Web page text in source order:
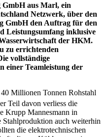
aus Marl, ein
Netzwerk, über den
GmbH den Auftrag für den
Leistungsumfang inklusive
der HKM.
zu errichtenden
vollständige
einer Teamleistung der
Millionen Tonnen Rohstahl
Teil davon verliess die
Krupp Mannesmann in
Stahlproduktion auch weiterhin
die elektrotechnischen